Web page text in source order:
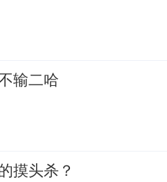
输二哈
摸头杀？